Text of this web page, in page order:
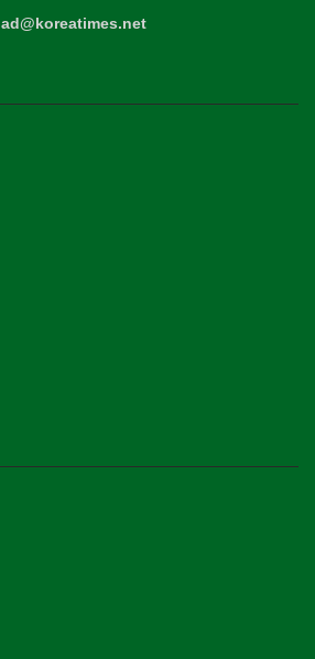
ad@koreatimes.net